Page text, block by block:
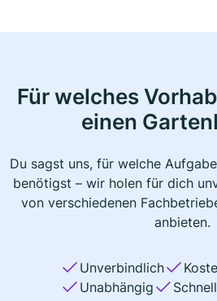
Für welches
einen
Du sagst uns, für welche
benötigst – wir holen für dich
von verschiedenen
anbieten.
Unverbindlich
Unabhängig
Schnell